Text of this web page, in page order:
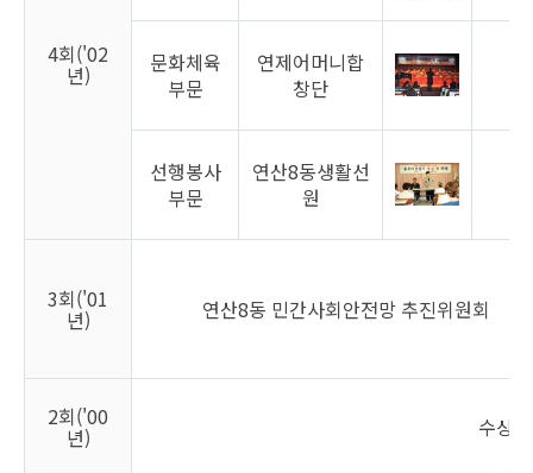
4회('02
년)
문화체육
부문
연제어머니합
창단
선행봉사
부문
연산8동생활선
원
3회('01
년) 연산8동 민간사회안전망 추진위원회
2회('00
년) 수상